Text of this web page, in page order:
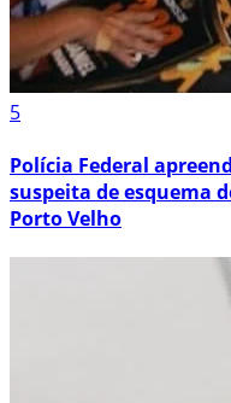
5
Polícia Federal
suspeita de esquema
Porto Velho